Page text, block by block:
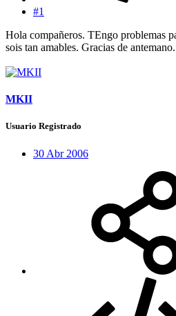
#1
Hola compañeros. TEngo problemas
sois tan amables. Gracias de
MKII
Usuario Registrado
30 Abr 2006